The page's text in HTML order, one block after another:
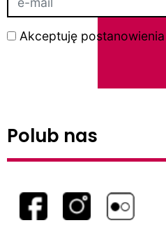
Akceptuję postanowienia
Polub nas